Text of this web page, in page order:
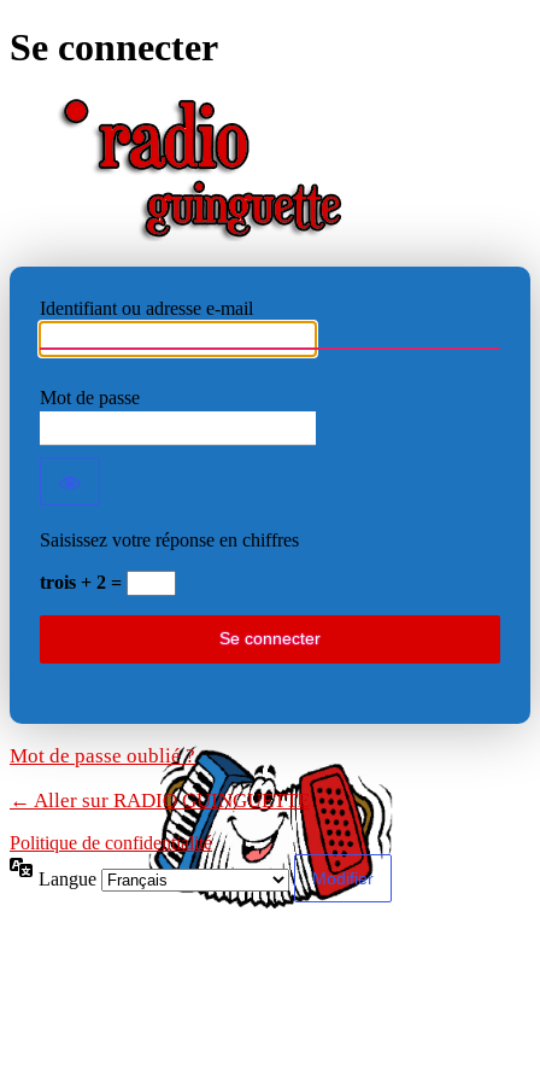
Se connecter
Identifiant ou adresse e-mail
Mot de passe
Saisissez votre réponse en chiffres
trois + 2 =
Mot de passe oublié ?
← Aller sur RADIO GUINGUETTE
Politique de confidentialité
Langue